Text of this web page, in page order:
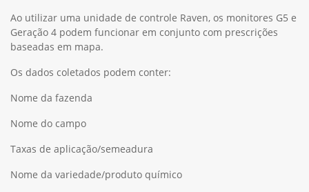
Ao utilizar uma unidade de controle Raven, os monitores G5 e
Geração 4 podem funcionar em conjunto com prescrições
baseadas em mapa.
Os dados coletados podem conter:
Nome da fazenda
Nome do campo
Taxas de aplicação/semeadura
Nome da variedade/produto químico